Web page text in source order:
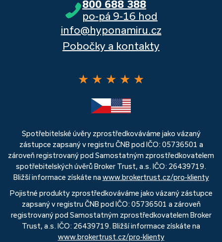
800 688 388
po-pá 9-16 hod
info@hyponamiru.cz
Pobočky a kontakty
★ ★ ★ ★ ★
Spotřebitelské úvěry zprostředkováváme jako vázaný
zástupce zapsaný v registru ČNB pod IČO: 05736501 a
zároveň registrovaný pod Samostatným zprostředkovatelem
spotřebitelských úvěrů Broker Trust, a.s. IČO: 26439719.
Bližší informace získáte na www.brokertrust.cz/pro-klienty
Pojistné produkty zprostředkováváme jako vázaný zástupce
zapsaný v registru ČNB pod IČO: 05736501 a zároveň
registrovaný pod Samostatným zprostředkovatelem Broker
Trust, a.s. IČO: 26439719. Bližší informace získáte na
www.brokertrust.cz/pro-klienty